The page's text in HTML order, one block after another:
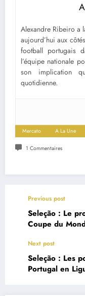
Alexandre Ribeiro a
aujourd’hui aux
football portugais
l’équipe nationale
son implication
quotidienne.
Mercato A La Une
1 Commentaires
Previous post
Seleção : Le
Coupe du
Next post
Seleção : Les
Portugal en